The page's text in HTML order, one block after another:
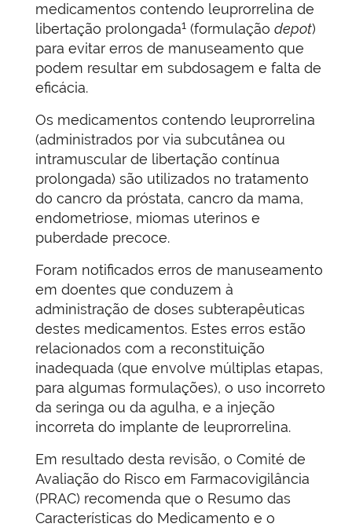
medicamentos contendo leuprorrelina de
libertação prolongada1 (formulação depot)
para evitar erros de manuseamento que
podem resultar em subdosagem e falta de
eficácia.
Os medicamentos contendo leuprorrelina
(administrados por via subcutânea ou
intramuscular de libertação contínua
prolongada) são utilizados no tratamento
do cancro da próstata, cancro da mama,
endometriose, miomas uterinos e
puberdade precoce.
Foram notificados erros de manuseamento
em doentes que conduzem à
administração de doses subterapêuticas
destes medicamentos. Estes erros estão
relacionados com a reconstituição
inadequada (que envolve múltiplas etapas,
para algumas formulações), o uso incorreto
da seringa ou da agulha, e a injeção
incorreta do implante de leuprorrelina.
Em resultado desta revisão, o Comité de
Avaliação do Risco em Farmacovigilância
(PRAC) recomenda que o Resumo das
Características do Medicamento e o